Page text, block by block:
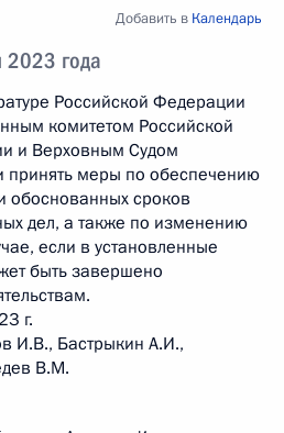
2023 года
Добавить в Календарь
Российской Федерации
комитетом Российской
и Верховным Судом
принять меры по обеспечению
обоснованных сроков
дел, а также по изменению
если в установленные
быть завершено
г.
И.В., Бастрыкин А.И.,
В.М.